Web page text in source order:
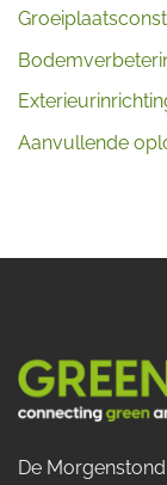
Aanvullende
De Morgenstond